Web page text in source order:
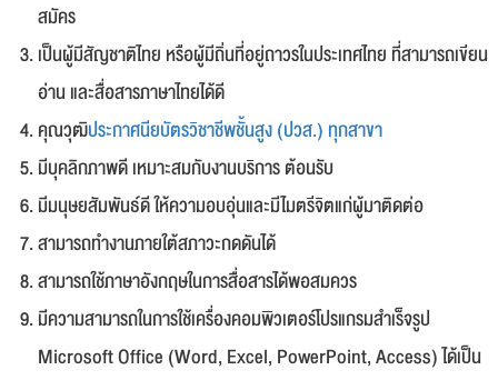
สมัคร
เป็นผู้มีสัญชาติไทย หรือผู้มีถิ่นที่อยู่ถาวรในประเทศไทย ที่สามารถเขียน
อ่าน และสื่อสารภาษาไทยได้ดี
คุณวุฒิประกาศนียบัตรวิชาชีพชั้นสูง (ปวส.) ทุกสาขา
มีบุคลิกภาพดี เหมาะสมกับงานบริการ ต้อนรับ
มีมนุษยสัมพันธ์ดี ให้ความอบอุ่นและมีไมตรีจิตแก่ผู้มาติดต่อ
สามารถทำงานภายใต้สภาวะกดดันได้
สามารถใช้ภาษาอังกฤษในการสื่อสารได้พอสมควร
มีความสามารถในการใช้เครื่องคอมพิวเตอร์โปรแกรมสำเร็จรูป
Microsoft Office (Word, Excel, PowerPoint, Access) ได้เป็น